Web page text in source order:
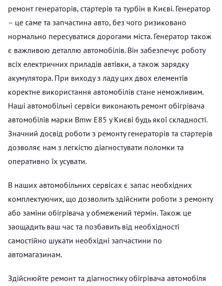
ремонт генераторів, стартерів та турбін в Києві. Генератор
– це саме та запчастина авто, без чого ризиковано
нормально пересуватися дорогами міста. Генератор також
є важливою деталлю автомобілів. Він забезпечує роботу
всіх електричних приладів автівки, а також зарядку
акумулятора. При виходу з ладу цих двох елементів
коректне використання автомобілів стане неможливим.
Наші автомобільні сервіси виконають ремонт обігрівача
автомобілів марки Bmw E85 у Києві будь якої складності.
Значний досвід роботи з ремонту генераторів та стартерів
дозволяє нам з легкістю діагностувати поломки та
оперативно їх усувати.
В наших автомобільних сервісах є запас необхідних
комплектуючих, що дозволить здійснити роботи з ремонту
або заміни обігрівача у обмежений термін. Також це
заощадить ваш час та позбавить від необхідності
самостійно шукати необхідні запчастини по
автомагазинам.
Здійснюйте ремонт та діагностику обігрівача автомобіля